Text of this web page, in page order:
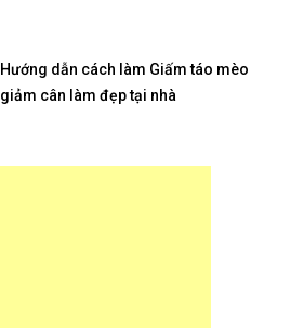
Hướng dẫn cách làm Giấm táo mèo
giảm cân làm đẹp tại nhà